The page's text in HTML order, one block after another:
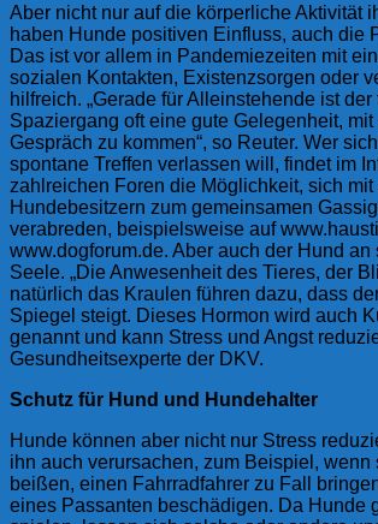
Aber nicht nur auf die körperliche Aktivität
haben Hunde positiven Einfluss, auch die
Das ist vor allem in Pandemiezeiten mit
sozialen Kontakten, Existenzsorgen oder
hilfreich. „Gerade für Alleinstehende ist
Spaziergang oft eine gute Gelegenheit,
Gespräch zu kommen“, so Reuter. Wer
spontane Treffen verlassen will, findet im
zahlreichen Foren die Möglichkeit, sich mit
Hundebesitzern zum gemeinsamen
verabreden, beispielsweise auf
www.dogforum.de. Aber auch der Hund an
Seele. „Die Anwesenheit des Tieres, der
natürlich das Kraulen führen dazu, dass
Spiegel steigt. Dieses Hormon wird auch
genannt und kann Stress und Angst
Gesundheitsexperte der DKV.
Schutz für Hund und Hundehalter
Hunde können aber nicht nur Stress
ihn auch verursachen, zum Beispiel,
beißen, einen Fahrradfahrer zu Fall
eines Passanten beschädigen. Da Hunde